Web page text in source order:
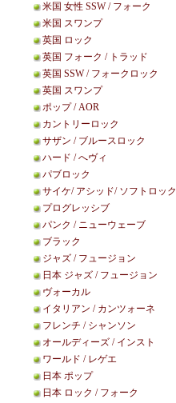
米国 女性 SSW / フォーク
米国 スワンプ
英国 ロック
英国 フォーク / トラッド
英国 SSW / フォークロック
英国 スワンプ
ポップ / AOR
カントリーロック
サザン / ブルースロック
ハード / へヴィ
パブロック
サイケ/ アシッド/ ソフトロック
プログレッシブ
パンク / ニューウェーブ
ブラック
ジャズ / フュージョン
日本 ジャズ / フュージョン
ヴォーカル
イタリアン / カンツォーネ
フレンチ / シャンソン
オールディーズ / インスト
ワールド / レゲエ
日本 ポップ
日本 ロック / フォーク